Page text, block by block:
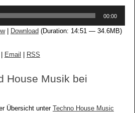
00:00
| Download (Duration: 14:51 — 34.6MB)
Email RSS
House Musik bei
Übersicht unter Techno House Music